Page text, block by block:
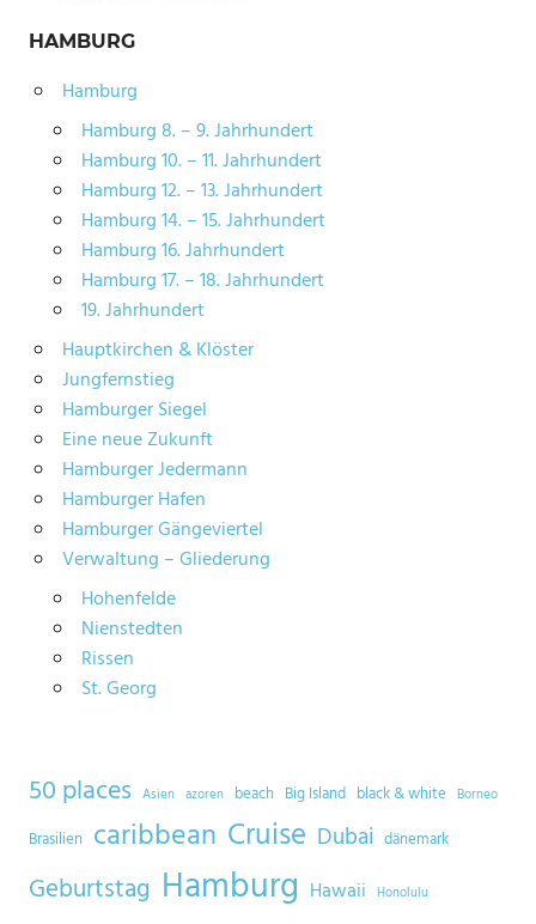
HAMBURG
Hamburg
Hamburg 8. – 9. Jahrhundert
Hamburg 10. – 11. Jahrhundert
Hamburg 12. – 13. Jahrhundert
Hamburg 14. – 15. Jahrhundert
Hamburg 16. Jahrhundert
Hamburg 17. – 18. Jahrhundert
19. Jahrhundert
Hauptkirchen & Klöster
Jungfernstieg
Hamburger Siegel
Eine neue Zukunft
Hamburger Jedermann
Hamburger Hafen
Hamburger Gängeviertel
Verwaltung – Gliederung
Hohenfelde
Nienstedten
Rissen
St. Georg
50 places Asien azoren beach Big Island black & white Borneo
Brasilien caribbean Cruise Dubai dänemark
Geburtstag Hamburg Hawaii Honolulu